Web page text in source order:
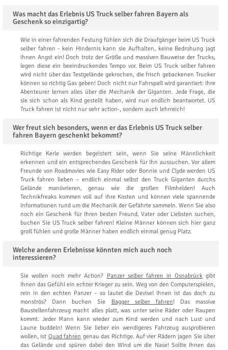
Was macht das Erlebnis US Truck selber fahren Bayern als
Geschenk so einzigartig?
Wie in einer fahrenden Festung fühlen sich die Draufgänger beim US Truck
selber fahren - kein Hindernis kann sie Aufhalten, keine Bedrohung jagt
ihnen Angst ein! Doch trotz der Größe und massiven Bauweise der Trucks,
legen diese ein beeindruckendes Tempo vor. Beim US Truck selber fahren
wird nicht über das Testgelände gekrochen, die frisch gebackenen Trucker
können so richtig Gas geben! Doch nicht nur Fahrspaß wird garantiert: Ihre
Abenteurer lernen alles über die Mechanik der Giganten. Jede Frage, die
sie sich schon als Kind gestellt haben, wird nun endlich beantwortet. US
Truck fahren ist nicht nur sehr action-, sondern auch lehrreich!
Wer freut sich besonders, wenn er das Erlebnis US Truck selber
fahren Bayern geschenkt bekommt?
Richtige Kerle werden begeistert sein, wenn Sie seine Männlichkeit
erkennen und ein entsprechendes Geschenk für Ihn aussuchen. Vor allem
Freunde von Roadmovies wie Easy Rider oder Bonnie und Clyde werden US
Truck fahren lieben – endlich einmal selbst den Truck Giganten durchs
Gelände manövrieren, genau wie die großen Filmhelden! Auch
Technikfreaks kommen voll auf ihre Kosten und können viele spannende
Informationen rund um die Mechanik der Gefährte sammeln. Wenn Sie also
noch ein Geschenk für Ihren besten Freund, Vater oder Liebsten suchen,
buchen Sie US Truck selber fahren! Kleine Männer können sich hier ganz
groß fühlen und große Männer haben endlich einmal genug Platz.
Welche anderen Erlebnisse könnten mich auch noch
interessieren?
Sie wollen noch mehr Action? Panzer selber fahren in Osnabrückgibt
Ihnen das Gefühl ein echter Krieger zu sein. Weg von den Computerspielen,
rein in den echten Panzer – so lautet die Devise! Ihnen ist das doch zu
monströs? Dann buchen Sie Bagger selber fahren! Das massive
Baustellenfahrzeug macht alles platt, was unter seine Räder oder Raupen
kommt. Jeder Mann kann wieder zum Kind werden und nach Lust und
Laune buddeln! Wenn Sie lieber ein wendigeres Fahrzeug ausprobieren
wollen, ist Quad fahren genau das Richtige. Auf vier Rädern jagen Sie über
das Gelände und spüren dabei den Wind um die Nase! Sollte Ihnen das